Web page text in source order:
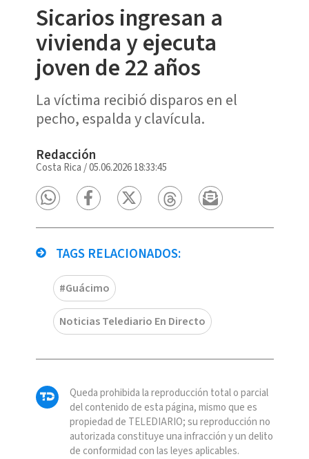
Sicarios ingresan a
vivienda y ejecuta
joven de 22 años
La víctima recibió disparos en el
pecho, espalda y clavícula.
Redacción
Costa Rica /05.06.2026 18:33:45
TAGS RELACIONADOS:
#Guácimo
Noticias Telediario En Directo
Queda prohibida la reproducción total o parcial
del contenido de esta página, mismo que es
propiedad de TELEDIARIO; su reproducción no
autorizada constituye una infracción y un delito
de conformidad con las leyes aplicables.